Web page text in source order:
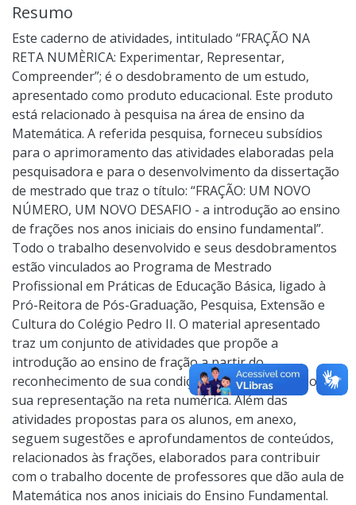
Resumo
Este caderno de atividades, intitulado “FRAÇÃO NA
RETA NUMÈRICA: Experimentar, Representar,
Compreender”; é o desdobramento de um estudo,
apresentado como produto educacional. Este produto
está relacionado à pesquisa na área de ensino da
Matemática. A referida pesquisa, forneceu subsídios
para o aprimoramento das atividades elaboradas pela
pesquisadora e para o desenvolvimento da dissertação
de mestrado que traz o título: “FRAÇÃO: UM NOVO
NÚMERO, UM NOVO DESAFIO - a introdução ao ensino
de frações nos anos iniciais do ensino fundamental”.
Todo o trabalho desenvolvido e seus desdobramentos
estão vinculados ao Programa de Mestrado
Profissional em Práticas de Educação Básica, ligado à
Pró-Reitora de Pós-Graduação, Pesquisa, Extensão e
Cultura do Colégio Pedro II. O material apresentado
traz um conjunto de atividades que propõe a
introdução ao ensino de fração a partir do
reconhecimento de sua condição numérica apoiado em
sua representação na reta numérica. Além das
atividades propostas para os alunos, em anexo,
seguem sugestões e aprofundamentos de conteúdos,
relacionados às frações, elaborados para contribuir
com o trabalho docente de professores que dão aula de
Matemática nos anos iniciais do Ensino Fundamental.